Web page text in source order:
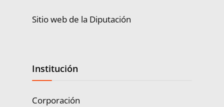
Sitio web de la Diputación
Institución
Corporación